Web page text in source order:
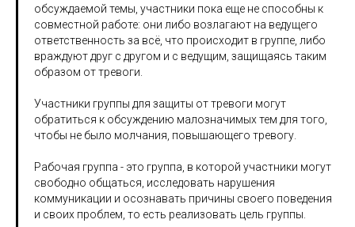
обсуждаемой темы, участники пока еще не способны к
совместной работе: они либо возлагают на ведущего
ответственность за всё, что происходит в группе, либо
враждуют друг с другом и с ведущим, защищаясь таким
образом от тревоги.
Участники группы для защиты от тревоги могут
обратиться к обсуждению малозначимых тем для того,
чтобы не было молчания, повышающего тревогу.
Рабочая группа - это группа, в которой участники могут
свободно общаться, исследовать нарушения
коммуникации и осознавать причины своего поведения
и своих проблем, то есть реализовать цель группы.